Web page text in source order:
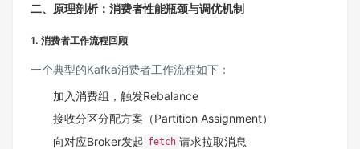
二、原理剖析：消费者性能瓶颈与调优机制
1. 消费者工作流程回顾
一个典型的Kafka消费者工作流程如下：
加入消费组，触发Rebalance
接收分区分配方案（Partition Assignment）
向对应Broker发起 fetch 请求拉取消息